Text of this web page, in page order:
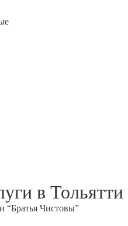
в Тольятти
“Братья Чистовы”